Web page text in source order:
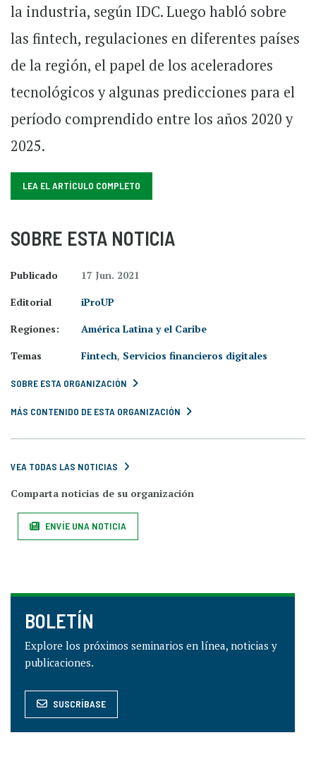
la industria, según IDC. Luego habló sobre
las fintech, regulaciones en diferentes países
de la región, el papel de los aceleradores
tecnológicos y algunas predicciones para el
período comprendido entre los años 2020 y
2025.
LEA EL ARTÍCULO COMPLETO
SOBRE ESTA NOTICIA
Publicado
17 Jun. 2021
Editorial
iProUP
Regiones:
América Latina y el Caribe
Temas
Fintech, Servicios financieros digitales
SOBRE ESTA ORGANIZACIÓN
MÁS CONTENIDO DE ESTA ORGANIZACIÓN
VEA TODAS LAS NOTICIAS
Comparta noticias de su organización
ENVÍE UNA NOTICIA
BOLETÍN
Explore los próximos seminarios en línea, noticias y
publicaciones.
SUSCRÍBASE